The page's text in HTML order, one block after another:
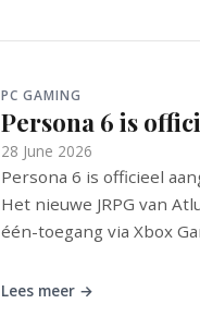
PC GAMING
Persona 6 is
28 June 2026
Persona 6 is officieel
Het nieuwe JRPG van
één-toegang via Xbox
Lees meer →